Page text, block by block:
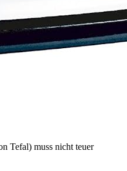
Tefal) muss nicht teuer